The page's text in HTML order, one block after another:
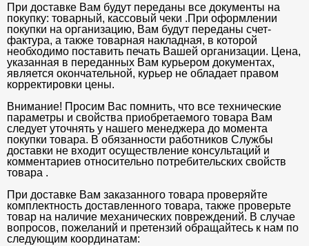
При доставке Вам будут переданы все документы на
покупку: товарный, кассовый чеки .При оформлении
покупки на организацию, Вам будут переданы счет-
фактура, а также товарная накладная, в которой
необходимо поставить печать Вашей организации. Цена,
указанная в переданных Вам курьером документах,
является окончательной, курьер не обладает правом
корректировки цены.
Внимание! Просим Вас помнить, что все технические
параметры и свойства приобретаемого товара Вам
следует уточнять у нашего менеджера до момента
покупки товара. В обязанности работников Службы
доставки не входит осуществление консультаций и
комментариев относительно потребительских свойств
товара .
При доставке Вам заказанного товара проверяйте
комплектность доставленного товара, также проверьте
товар на наличие механических повреждений. В случае
вопросов, пожеланий и претензий обращайтесь к нам по
следующим координатам: